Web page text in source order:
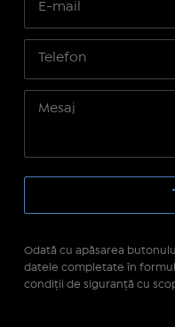
Odată cu apăsarea
datele completate în
condiţii de siguranţă cu